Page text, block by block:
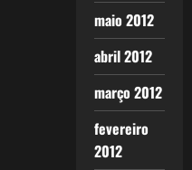
maio 2012
abril 2012
março 2012
fevereiro
2012